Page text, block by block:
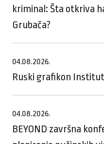
kriminal: Šta otkriva
Grubača?
04.08.2026.
Ruski grafikon
04.08.2026.
BEYOND završna